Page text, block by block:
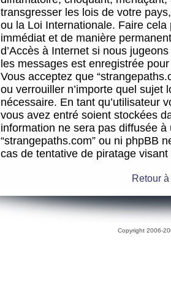
transgresser les lois de votre
ou la Loi Internationale. Faire
immédiat et de manière
d’Accès à Internet si nous
les messages est enregistrée
Vous acceptez que
ou verrouiller n’importe quel sujet
nécessaire. En tant qu’utilisateur
vous avez entré soient stockées
information ne sera pas diffusée
“strangepaths.com” ou ni phpBB
cas de tentative de piratage
Retour
Copyright 2006-